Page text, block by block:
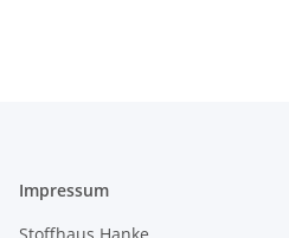
Impressum